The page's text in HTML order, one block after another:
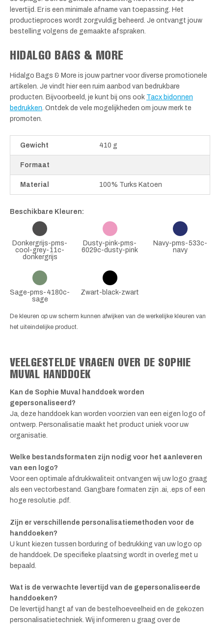
levertijd. Er is een minimale afname van toepassing. Het
productieproces wordt zorgvuldig beheerd. Je ontvangt jouw
bestelling volgens de gemaakte afspraken.
HIDALGO BAGS & MORE
Hidalgo Bags & More is jouw partner voor diverse promotionele
artikelen. Je vindt hier een ruim aanbod van bedrukbare
producten. Bijvoorbeeld, je kunt bij ons ook Tacx bidonnen
bedrukken . Ontdek de vele mogelijkheden om jouw merk te
promoten.
Gewicht 410 g
Formaat
Material 100% Turks Katoen
Beschikbare Kleuren:
Donkergrijs-pms-
cool-grey-11c-
donkergrijs
Dusty-pink-pms-
6029c-dusty-pink
Navy-pms-533c-
navy
Sage-pms-4180c-
sage
Zwart-black-zwart
De kleuren op uw scherm kunnen afwijken van de werkelijke kleuren van
het uiteindelijke product.
VEELGESTELDE VRAGEN OVER DE SOPHIE
MUVAL HANDDOEK
Kan de Sophie Muval handdoek worden
gepersonaliseerd?
Ja, deze handdoek kan worden voorzien van een eigen logo of
ontwerp. Personalisatie maakt het product uniek voor uw
organisatie.
Welke bestandsformaten zijn nodig voor het aanleveren
van een logo?
Voor een optimale afdrukkwaliteit ontvangen wij uw logo graag
als een vectorbestand. Gangbare formaten zijn .ai, .eps of een
hoge resolutie .pdf.
Zijn er verschillende personalisatiemethoden voor de
handdoeken?
U kunt kiezen tussen borduring of bedrukking van uw logo op
de handdoek. De specifieke plaatsing wordt in overleg met u
bepaald.
Wat is de verwachte levertijd van de gepersonaliseerde
handdoeken?
De levertijd hangt af van de bestelhoeveelheid en de gekozen
personalisatietechniek. Wij informeren u graag over de